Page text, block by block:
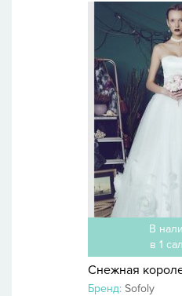
В
в 1
Снежная
Бренд: Sofoly